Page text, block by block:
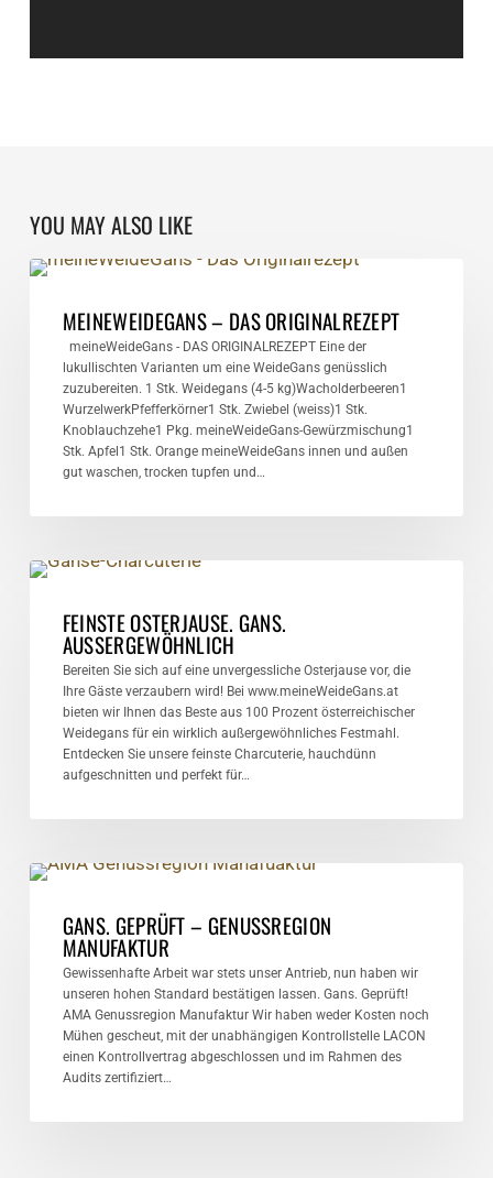
YOU MAY ALSO LIKE
meineWeideGans
Originalrezept
MEINEWEIDEGANS – DAS ORIGINALREZEPT
meineWeideGans - DAS ORIGINALREZEPT Eine der
lukullischten Varianten um eine WeideGans genüsslich
zuzubereiten. 1 Stk. Weidegans (4-5 kg)Wacholderbeeren1
WurzelwerkPfefferkörner1 Stk. Zwiebel (weiss)1 Stk.
Knoblauchzehe1 Pkg. meineWeideGans-Gewürzmischung1
Stk. Apfel1 Stk. Orange meineWeideGans innen und außen
gut waschen, trocken tupfen und…
FEINSTE
GANS.
AUSSERGEWÖHNLICH
FEINSTE OSTERJAUSE. GANS.
AUSSERGEWÖHNLICH
Bereiten Sie sich auf eine unvergessliche Osterjause vor, die
Ihre Gäste verzaubern wird! Bei www.meineWeideGans.at
bieten wir Ihnen das Beste aus 100 Prozent österreichischer
Weidegans für ein wirklich außergewöhnliches Festmahl.
Entdecken Sie unsere feinste Charcuterie, hauchdünn
aufgeschnitten und perfekt für…
Gans.
Genussregion
Manufaktur
GANS. GEPRÜFT – GENUSSREGION
MANUFAKTUR
Gewissenhafte Arbeit war stets unser Antrieb, nun haben wir
unseren hohen Standard bestätigen lassen. Gans. Geprüft!
AMA Genussregion Manufaktur Wir haben weder Kosten noch
Mühen gescheut, mit der unabhängigen Kontrollstelle LACON
einen Kontrollvertrag abgeschlossen und im Rahmen des
Audits zertifiziert…